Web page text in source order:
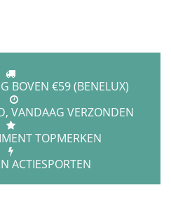
BOVEN €59 (BENELUX)
VANDAAG VERZONDEN
TOPMERKEN
ACTIESPORTEN